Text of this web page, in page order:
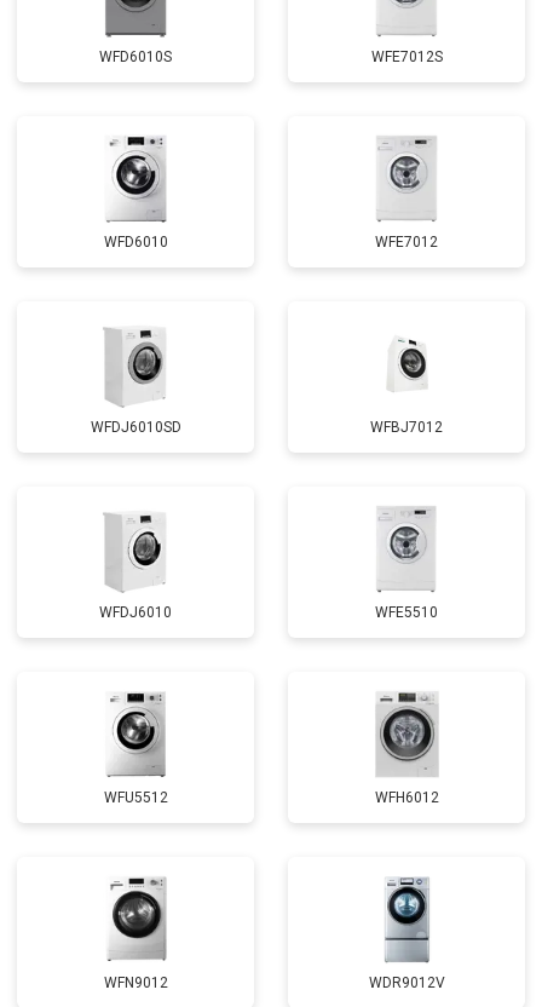
Замена сливного насоса от 3450 ₽
Замена сливного шланга от 2100 ₽ Заказать
Замена УБЛ от 2100 ₽
Замена приводного ремня
WFD6010S WFE7012S
WFD6010 WFE7012
WFDJ6010SD WFBJ7012
WFDJ6010 WFE5510
WFU5512 WFH6012
WFN9012 WDR9012V